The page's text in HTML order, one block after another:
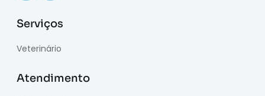
Serviços
Veterinário
Atendimento